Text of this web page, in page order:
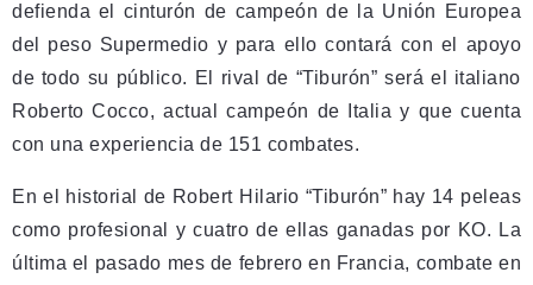
defienda el cinturón de campeón de la Unión Europea
del peso Supermedio y para ello contará con el apoyo
de todo su público. El rival de “Tiburón” será el italiano
Roberto Cocco, actual campeón de Italia y que cuenta
con una experiencia de 151 combates.
En el historial de Robert Hilario “Tiburón” hay 14 peleas
como profesional y cuatro de ellas ganadas por KO. La
última el pasado mes de febrero en Francia, combate en